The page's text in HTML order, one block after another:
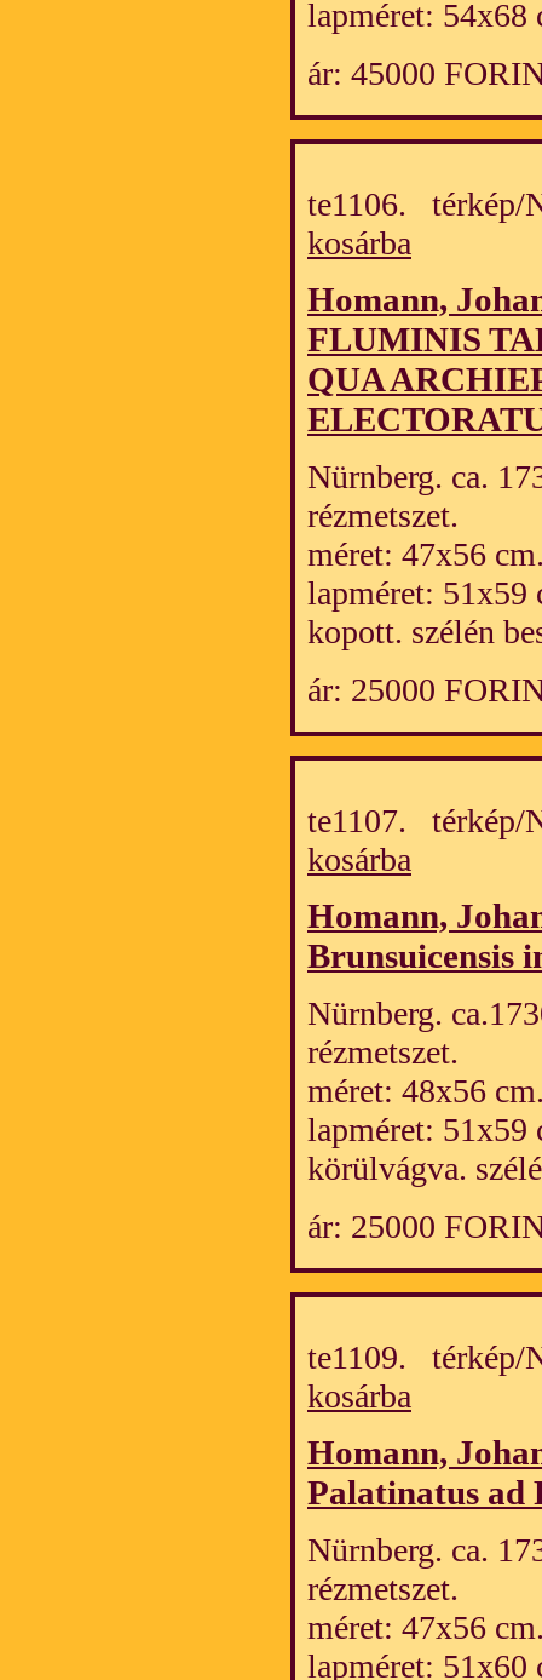
lapméret: 54x68
ár: 45000
te1106. térkép/
kosárba
Homann,
FLUMINIS
QUA
Nürnberg. ca.
rézmetszet.
méret: 47x56
lapméret: 51x59
kopott. szélén
ár: 25000
te1107. térkép/
kosárba
Homann,
Brunsuicensis
Nürnberg.
rézmetszet.
méret: 48x56
lapméret: 51x59
körülvágva.
ár: 25000
te1109. térkép/
kosárba
Homann,
Palatinatus ad
Nürnberg. ca.
rézmetszet.
méret: 47x56
lapméret: 51x60